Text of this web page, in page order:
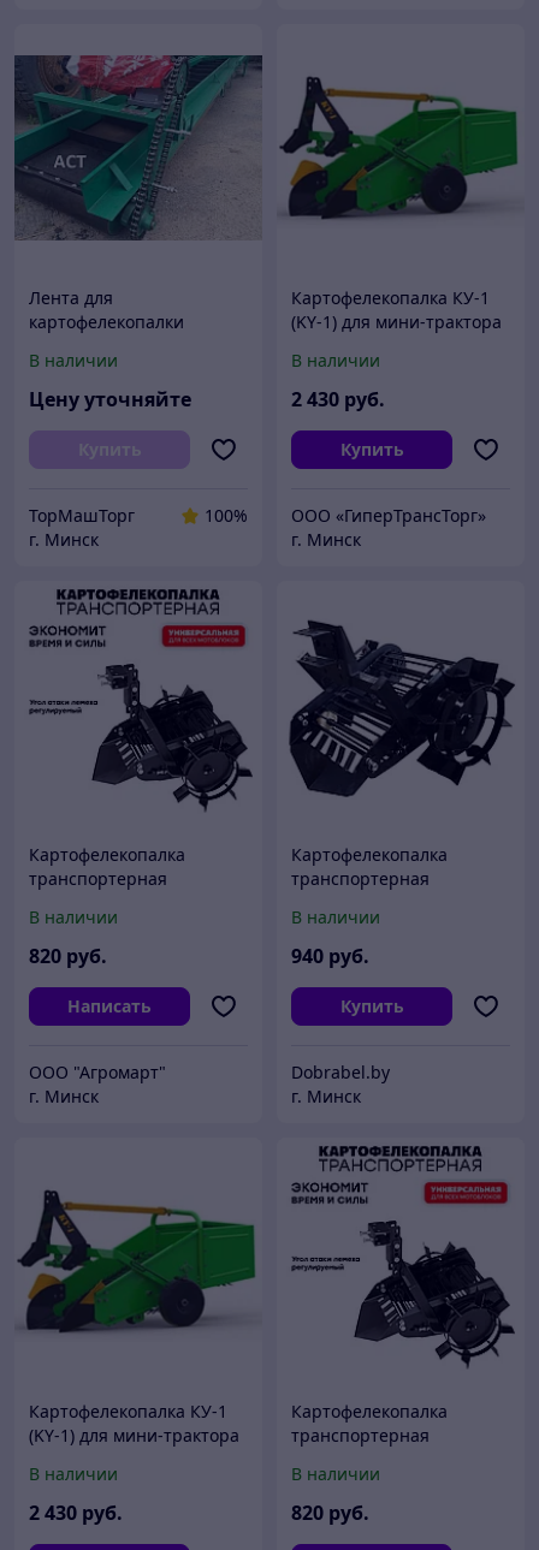
Лента для
картофелекопалки
резиновая ЕР ширина
250 400 500 600 650 800
1000 1200 мм
конвейерная
В наличии
Цену уточняйте
Купить
ТорМашТорг
100%
г. Минск
Картофелекопалка КУ-1
(KY-1) для мини-трактора
В наличии
2 430 руб.
Купить
ООО «ГиперТрансТорг»
г. Минск
Картофелекопалка
транспортерная
"ПАХАРЬ"
В наличии
820 руб.
Написать
ООО "Агромарт"
г. Минск
Картофелекопалка
транспортерная
В наличии
940 руб.
Купить
Dobrabel.by
г. Минск
Картофелекопалка КУ-1
(KY-1) для мини-трактора
В наличии
2 430 руб.
Картофелекопалка
транспортерная
"ПАХАРЬ"
В наличии
820 руб.